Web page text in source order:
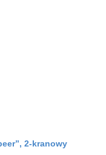
2-kranowy